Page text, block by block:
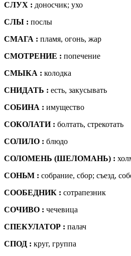
СЛУХ : доносчик; ухо
СЛЫ : послы
СМАГА : пламя, огонь, жар
СМОТРЕНИЕ : попечение
СМЫКА : колодка
СНИДАТЬ : есть, закусывать
СОБИНА : имущество
СОКОЛАТИ : болтать, стрекотать
СОЛИЛО : блюдо
СОЛОМЕНЬ (ШЕЛОМАНЬ) :
СОНЬМ : собрание, сбор; съезд,
СООБЕДНИК : сотрапезник
СОЧИВО : чечевица
СПЕКУЛАТОР : палач
СПОД : круг, группа